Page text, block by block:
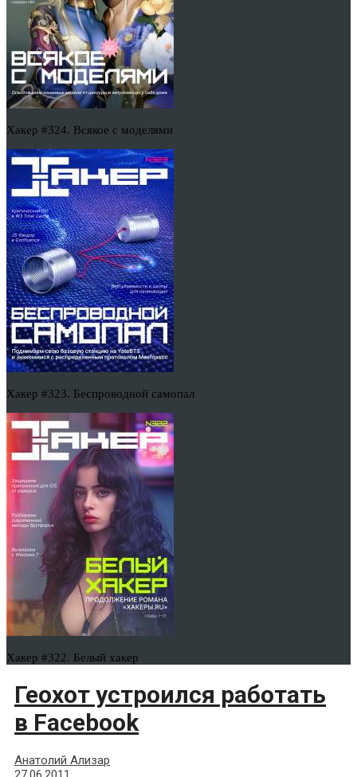
Хакер #324. Всякое с моделями
Хакер #323. Беспроводной самопал
Хакер #322. Белый хакер
Геохот устроился работать
в Facebook
Анатолий Ализар